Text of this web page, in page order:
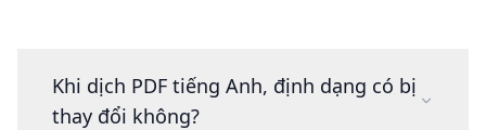
Khi dịch PDF tiếng Anh, định dạng có bị
thay đổi không?